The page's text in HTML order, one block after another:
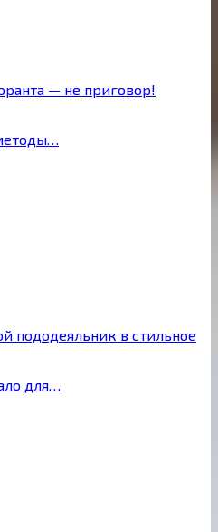
— не приговор!
пододеяльник в стильное
для…